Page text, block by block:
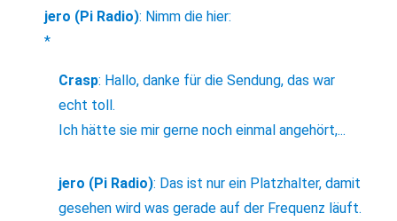
jero (Pi Radio): Nimm die hier:
*
Crasp: Hallo, danke für die Sendung, das war
echt toll.
Ich hätte sie mir gerne noch einmal angehört,...
jero (Pi Radio): Das ist nur ein Platzhalter, damit
gesehen wird was gerade auf der Frequenz läuft.